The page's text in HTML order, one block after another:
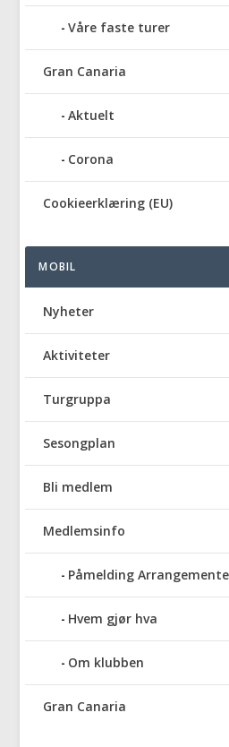
Våre faste turer
Gran Canaria
Aktuelt
Corona
Cookieerklæring (EU)
MOBIL
Nyheter
Aktiviteter
Turgruppa
Sesongplan
Bli medlem
Medlemsinfo
Påmelding
Hvem gjør hva
Om klubben
Gran Canaria